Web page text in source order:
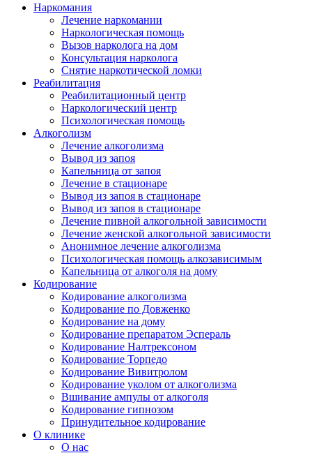
Наркомания
Лечение наркомании
Наркологическая помощь
Вызов нарколога на дом
Консультация нарколога
Снятие наркотической ломки
Реабилитация
Реабилитационный центр
Наркологический центр
Психологическая помощь
Алкоголизм
Лечение алкоголизма
Вывод из запоя
Капельница от запоя
Лечение в стационаре
Вывод из запоя в стационаре
Вывод из запоя в стационаре
Лечение пивной алкогольной зависимости
Лечение женской алкогольной зависимости
Анонимное лечение алкоголизма
Психологическая помощь алкозависимым
Капельница от алкоголя на дому
Кодирование
Кодирование алкоголизма
Кодирование по Довженко
Кодирование на дому
Кодирование препаратом Эспераль
Кодирование Налтрексоном
Кодирование Торпедо
Кодирование Вивитролом
Кодирование уколом от алкоголизма
Вшивание ампулы от алкоголя
Кодирование гипнозом
Принудительное кодирование
О клинике
О нас